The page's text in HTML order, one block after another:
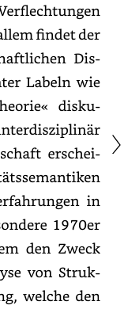
allem findet der
Diskursen
Labeln
diskutiert
erscheinen
in
1970er
den Zweck
Strukturen
welche den